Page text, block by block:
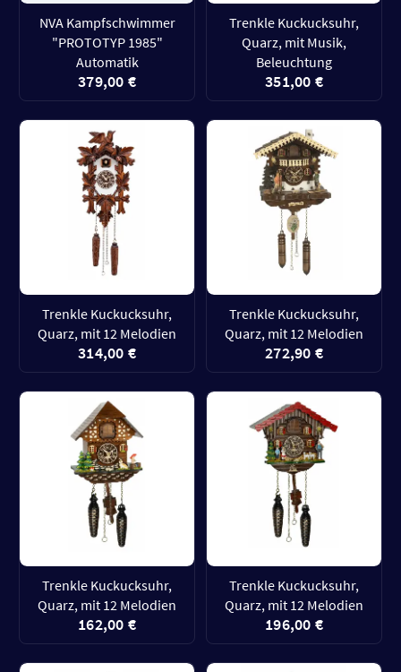
NVA Kampfschwimmer
"PROTOTYP 1985"
Automatik
379,00 €
Trenkle Kuckucksuhr,
Quarz, mit Musik,
Beleuchtung
351,00 €
Trenkle Kuckucksuhr,
Quarz, mit 12 Melodien
314,00 €
Trenkle Kuckucksuhr,
Quarz, mit 12 Melodien
272,90 €
Trenkle Kuckucksuhr,
Quarz, mit 12 Melodien
162,00 €
Trenkle Kuckucksuhr,
Quarz, mit 12 Melodien
196,00 €